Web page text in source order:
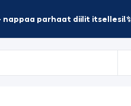
parhaat diilit